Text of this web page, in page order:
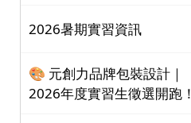
2026暑期實習資訊
🎨 元創力品牌包裝設計｜
2026年度實習生徵選開跑！